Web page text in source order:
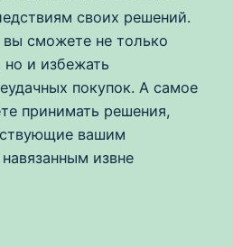
своих решений.
сможете не только
но и избежать
покупок. А самое
принимать решения,
вашим
извне